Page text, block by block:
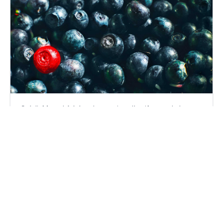
Crédit Mutuel Arkéa – La gestion d’actifs sort du lot